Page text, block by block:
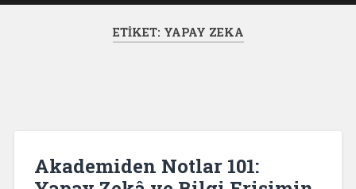
ETIKET: YAPAY ZEKA
Akademiden Notlar 101: